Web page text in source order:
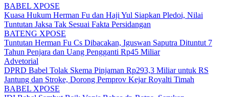
BABEL XPOSE
Kuasa Hukum Herman Fu dan Haji Yul Siapkan Pledoi, Nilai
Tuntutan Jaksa Tak Sesuai Fakta Persidangan
BATENG XPOSE
Tuntutan Herman Fu Cs Dibacakan, Iguswan Saputra Dituntut 7
Tahun Penjara dan Uang Pengganti Rp45 Miliar
Advetorial
DPRD Babel Tolak Skema Pinjaman Rp293,3 Miliar untuk RS
Jantung dan Stroke, Dorong Pemprov Kejar Royalti Timah
BABEL XPOSE